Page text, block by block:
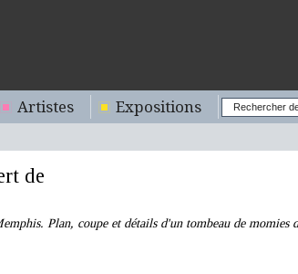
Artistes Expositions
de
Plan, coupe et détails d'un tombeau de momies